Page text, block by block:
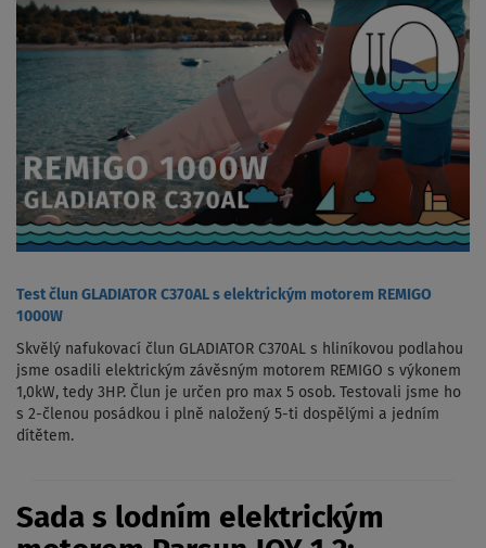
Test člun GLADIATOR C370AL s elektrickým motorem REMIGO
1000W
Skvělý nafukovací člun GLADIATOR C370AL s hliníkovou podlahou
jsme osadili elektrickým závěsným motorem REMIGO s výkonem
1,0kW, tedy 3HP. Člun je určen pro max 5 osob. Testovali jsme ho
s 2-členou posádkou i plně naložený 5-ti dospělými a jedním
dítětem.
Sada s lodním elektrickým